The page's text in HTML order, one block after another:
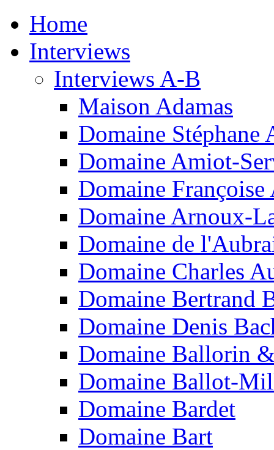
Home
Interviews
Interviews A-B
Maison Adamas
Domaine Stéphane
Domaine Amiot-
Domaine Françoise
Domaine Arnoux-
Domaine de
Domaine Charles
Domaine Bertrand
Domaine Denis
Domaine Ballorin
Domaine Ballot-
Domaine Bardet
Domaine Bart